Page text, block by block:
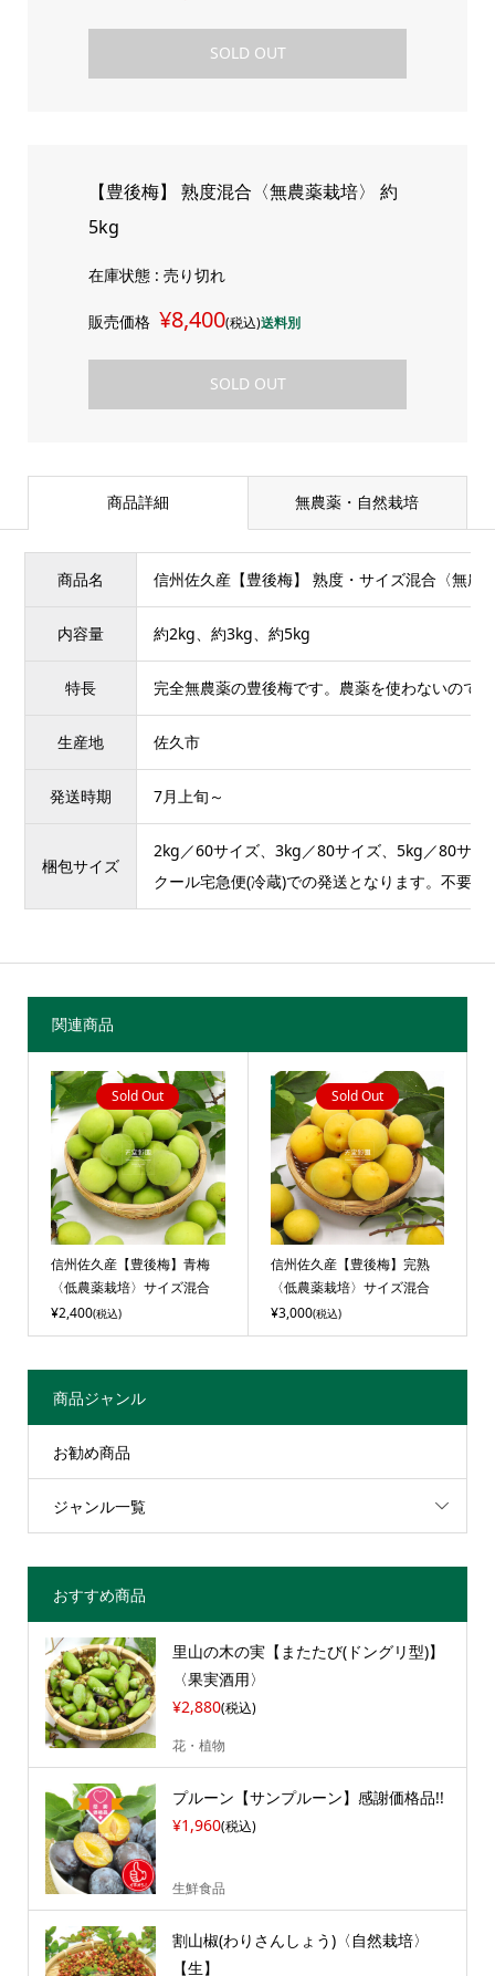
SOLD OUT
【豊後梅】 熟度混合〈無農薬栽培〉 約
5kg
在庫状態 : 売り切れ
販売価格 ¥8,400(税込)送料別
SOLD OUT
商品詳細 無農薬・自然栽培
商品名 信州佐久産【豊後梅】 熟度・サイズ混合〈無農
内容量 約2kg、約3kg、約5kg
特長 完全無農薬の豊後梅です。農薬を使わないので
生産地 佐久市
発送時期 7月上旬～
梱包サイズ
2kg／60サイズ、3kg／80サイズ、5kg／80サイ
クール宅急便(冷蔵)での発送となります。不要
関連商品
Sold Out
信州佐久産【豊後梅】青梅
〈低農薬栽培〉サイズ混合
¥2,400(税込)
Sold Out
信州佐久産【豊後梅】完熟
〈低農薬栽培〉サイズ混合
¥3,000(税込)
商品ジャンル
お勧め商品
ジャンル一覧
おすすめ商品
里山の木の実【またたび(ドングリ型)】
〈果実酒用〉
¥2,880(税込)
花・植物
プルーン【サンプルーン】感謝価格品!!
¥1,960(税込)
生鮮食品
割山椒(わりさんしょう)〈自然栽培〉
【生】